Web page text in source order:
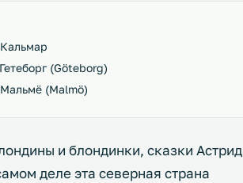
Кальмар
Гетеборг (Göteborg)
Мальмё (Malmö)
и блондинки, сказки Астрид
деле эта северная страна